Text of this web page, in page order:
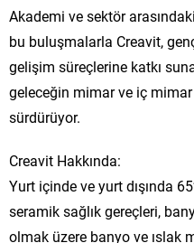
Akademi ve sektör
bu buluşmalarla Creavit,
gelişim süreçlerine katkı
geleceğin mimar ve iç
sürdürüyor.
Creavit Hakkında:
Yurt içinde ve yurt dışında
seramik sağlık gereçleri,
olmak üzere banyo ve ıslak